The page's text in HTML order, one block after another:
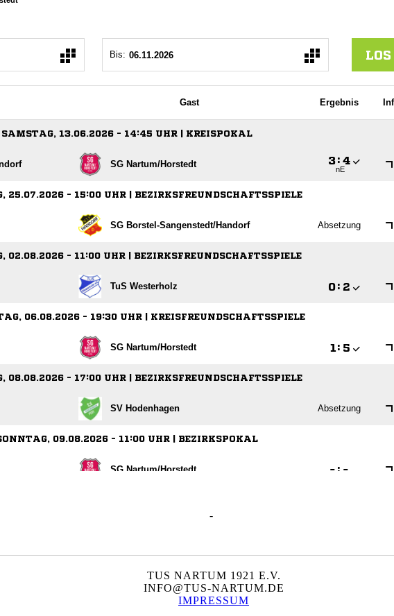
-
TUS NARTUM 1921 E.V.
INFO@TUS-NARTUM.DE
IMPRESSUM